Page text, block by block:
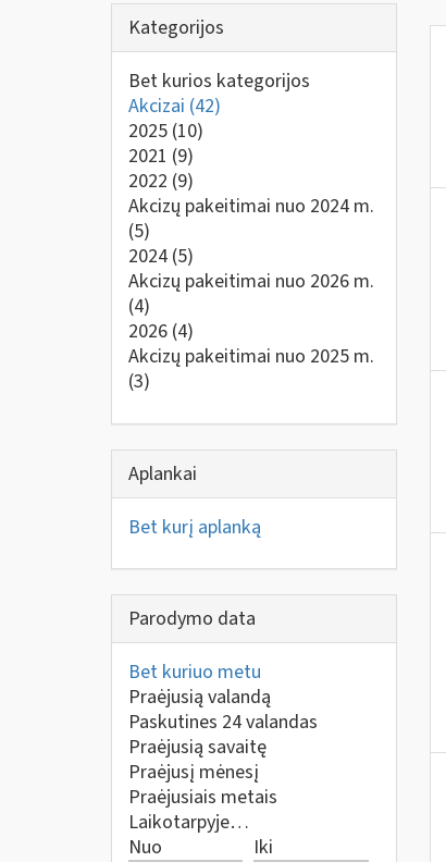
Kategorijos
Bet kurios kategorijos
Akcizai (42)
2025 (10)
2021 (9)
2022 (9)
Akcizų pakeitimai nuo 2024 m.
(5)
2024 (5)
Akcizų pakeitimai nuo 2026 m.
(4)
2026 (4)
Akcizų pakeitimai nuo 2025 m.
(3)
Aplankai
Bet kurį aplanką
Parodymo data
Bet kuriuo metu
Praėjusią valandą
Paskutines 24 valandas
Praėjusią savaitę
Praėjusį mėnesį
Praėjusiais metais
Laikotarpyje…
Nuo
Iki